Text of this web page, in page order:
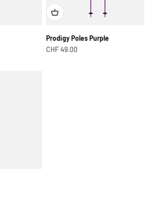
Prodigy Poles Purple
Prix de vente
CHF 49.00